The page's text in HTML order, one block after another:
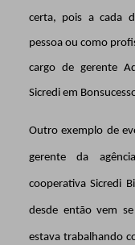
certa, pois a cada
pessoa ou como
cargo de gerente
Sicredi em
Outro exemplo de
gerente da
cooperativa Sicredi
desde então vem
estava trabalhando